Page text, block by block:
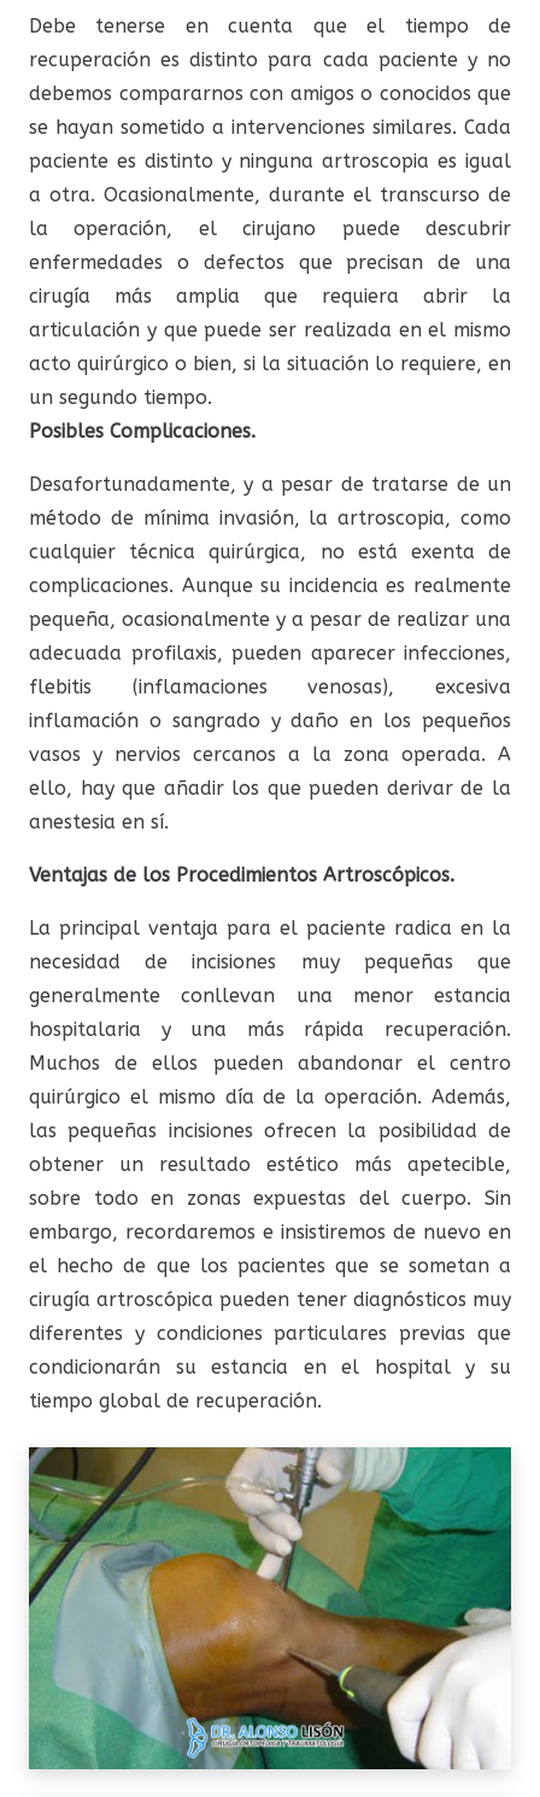
Debe tenerse en cuenta que el tiempo de
recuperación es distinto para cada paciente y no
debemos compararnos con amigos o conocidos que
se hayan sometido a intervenciones similares. Cada
paciente es distinto y ninguna artroscopia es igual
a otra. Ocasionalmente, durante el transcurso de
la operación, el cirujano puede descubrir
enfermedades o defectos que precisan de una
cirugía más amplia que requiera abrir la
articulación y que puede ser realizada en el mismo
acto quirúrgico o bien, si la situación lo requiere, en
un segundo tiempo.
Posibles Complicaciones.
Desafortunadamente, y a pesar de tratarse de un
método de mínima invasión, la artroscopia, como
cualquier técnica quirúrgica, no está exenta de
complicaciones. Aunque su incidencia es realmente
pequeña, ocasionalmente y a pesar de realizar una
adecuada profilaxis, pueden aparecer infecciones,
flebitis (inflamaciones venosas), excesiva
inflamación o sangrado y daño en los pequeños
vasos y nervios cercanos a la zona operada. A
ello, hay que añadir los que pueden derivar de la
anestesia en sí.
Ventajas de los Procedimientos Artroscópicos.
La principal ventaja para el paciente radica en la
necesidad de incisiones muy pequeñas que
generalmente conllevan una menor estancia
hospitalaria y una más rápida recuperación.
Muchos de ellos pueden abandonar el centro
quirúrgico el mismo día de la operación. Además,
las pequeñas incisiones ofrecen la posibilidad de
obtener un resultado estético más apetecible,
sobre todo en zonas expuestas del cuerpo. Sin
embargo, recordaremos e insistiremos de nuevo en
el hecho de que los pacientes que se sometan a
cirugía artroscópica pueden tener diagnósticos muy
diferentes y condiciones particulares previas que
condicionarán su estancia en el hospital y su
tiempo global de recuperación.